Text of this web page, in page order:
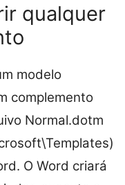
qualquer
modelo
complemento
Normal.dotm
O Word criará